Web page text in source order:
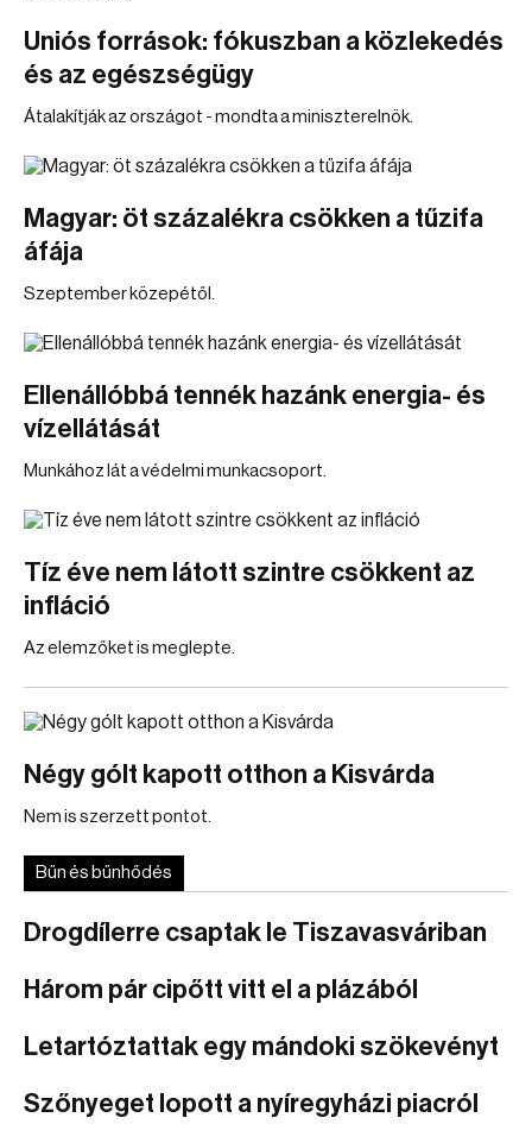
Uniós források: fókuszban a közlekedés
és az egészségügy
Átalakítják az országot - mondta a miniszterelnök.
Magyar: öt százalékra csökken a tűzifa
áfája
Szeptember közepétől.
Ellenállóbbá tennék hazánk energia- és
vízellátását
Munkához lát a védelmi munkacsoport.
Tíz éve nem látott szintre csökkent az
infláció
Az elemzőket is meglepte.
Négy gólt kapott otthon a Kisvárda
Nem is szerzett pontot.
Bűn és bűnhődés
Drogdílerre csaptak le Tiszavasváriban
Három pár cipőtt vitt el a plázából
Letartóztattak egy mándoki szökevényt
Szőnyeget lopott a nyíregyházi piacról